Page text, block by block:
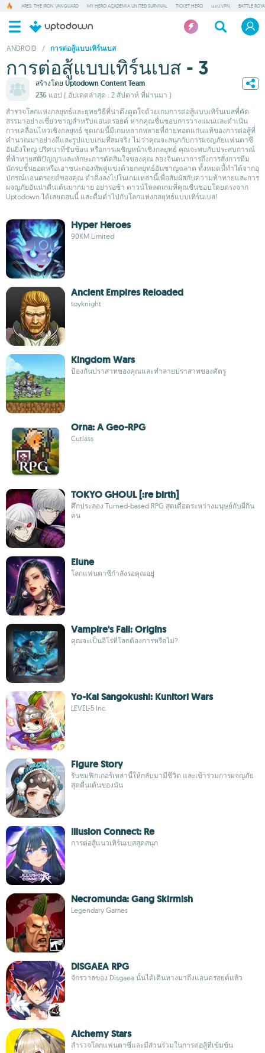
ARES: THE IRON VANGUARD MY HERO ACADEMIA UNITED SURVIVAL TICKET HERO แอป VPN BATTLE
ANDROID / การต่อสู้แบบเทิร์นเบส
การต่อสู้แบบเทิร์นเบส - 3
สร้างโดย Uptodown Content Team
236 แอป ( อัปเดตล่าสุด : 2 สัปดาห์ ที่ผ่านมา )
สำรวจโลกแห่งกลยุทธ์และยุทธวิธีที่น่าดึงดูดใจด้วยเกมการต่อสู้แบบเทิร์นเบสที่คัด
สรรมาอย่างเชี่ยวชาญสำหรับแอนดรอยด์ หากคุณชื่นชอบการวางแผนและดำเนิน
การเคลื่อนไหวเชิงกลยุทธ์ ชุดเกมนี้มีเกมหลากหลายที่ถ่ายทอดแก่นแท้ของการต่อสู้ที่
คำนวณมาอย่างดีและรูปแบบเกมที่สมจริง ไม่ว่าคุณจะสนุกกับการผจญภัยแฟนตาซี
อันยิ่งใหญ่ ปริศนาที่ซับซ้อน หรือการเผชิญหน้าเชิงกลยุทธ์ คุณจะพบกับประสบการณ์
ที่ท้าทายสติปัญญาและทักษะการตัดสินใจของคุณ ลองจินตนาการถึงการสั่งการทีม
นักรบชั้นยอดหรือเอาชนะกองทัพคู่แข่งด้วยกลยุทธ์อันชาญฉลาด ทั้งหมดนี้ทำได้จากอุ
ปกรณ์แอนดรอยด์ของคุณ ดำดิ่งลงไปในเกมเหล่านี้เพื่อสัมผัสกับความท้าทายและการ
ผจญภัยอันน่าตื่นเต้นมากมาย อย่ารอช้า ดาวน์โหลดเกมที่คุณชื่นชอบโดยตรงจาก
Uptodown ได้เลยตอนนี้ และดื่มด่ำไปกับโลกแห่งกลยุทธ์แบบเทิร์นเบส!
Hyper Heroes
90KM Limited
Ancient Empires Reloaded
toyknight
Kingdom Wars
ป้องกันปราสาทของคุณและทำลายปราสาทของศัตรู
Orna: A Geo-RPG
Cutlass
TOKYO GHOUL [:re birth]
ศึกประลอง Turned-based RPG สุดเดือดระหว่างมนุษย์กับผีกิน
คน
Elune
โลกแฟนตาซีกำลังรอคุณอยู่
Vampire's Fall: Origins
คุณจะเป็นฮีโร่ที่โลกต้องการหรือไม่?
Yo-Kai Sangokushi: Kunitori Wars
LEVEL-5 Inc.
Figure Story
รับชมฟิกเกอร์เหล่านี้ให้กลับมามีชีวิต และเข้าร่วมการผจญภัย
สุดตื่นเต้นของมัน
Illusion Connect: Re
การต่อสู้แนวเทิร์นเบสสุดสนุก
Necromunda: Gang Skirmish
Legendary Games
DISGAEA RPG
จักรวาลของ Disgaea นั้นได้เดินทางมาถึงแอนดรอยด์แล้ว
Alchemy Stars
สำรวจโลกแฟนตาซีและมีส่วนร่วมในการต่อสู้ที่เข้มข้น